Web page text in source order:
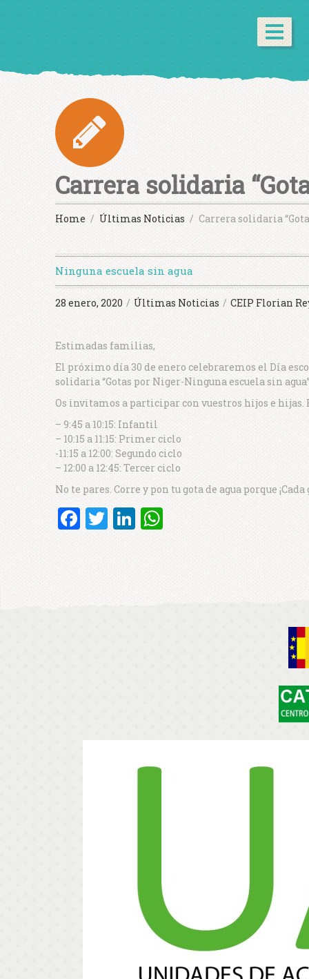
Carrera solidaria
Home Últimas Noticias Carrera solidaria
Ninguna escuela sin agua
28 enero, 2020 / Últimas Noticias / CEIP Florian
Estimadas familias,
El próximo día 30 de enero celebraremos el Día
solidaria “Gotas por Niger-Ninguna escuela sin
Os invitamos a participar con vuestros hijos e
– 9:45 a 10:15: Infantil
– 10:15 a 11:15: Primer ciclo
-11:15 a 12:00: Segundo ciclo
– 12:00 a 12:45: Tercer ciclo
No te pares. Corre y pon tu gota de agua porque
Facebook
Twitter
LinkedIn
WhatsApp